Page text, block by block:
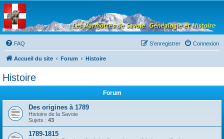
Les Marmottes de
Savoie
Forum d'entraide généalogique
FAQ
Connexion
S’enregistrer
Accueil du site Forum Histoire
Histoire
Forum
Des origines à 1789
Histoire de la Savoie
Sujets : 43
1789-1815